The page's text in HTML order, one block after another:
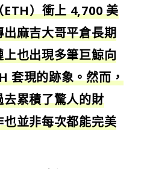
）衝上 4,700 美
麻吉大哥平倉長期
也出現多筆巨鯨向
套現的跡象。然而，
累積了驚人的財
並非每次都能完美